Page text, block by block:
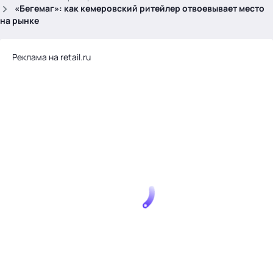
«Бегемаг»: как кемеровский ритейлер отвоевывает место
на рынке
Реклама на retail.ru